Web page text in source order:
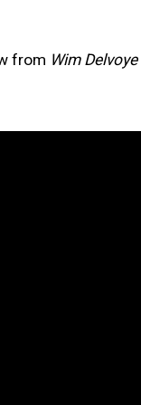
from Wim Delvoye